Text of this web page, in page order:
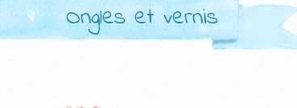
Ongles et vernis